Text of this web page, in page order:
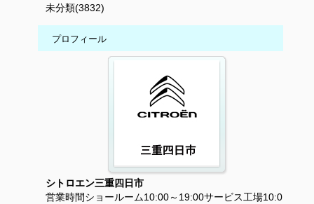
未分類(3832)
プロフィール
シトロエン三重四日市
営業時間ショールーム10:00～19:00サービス工場10:0